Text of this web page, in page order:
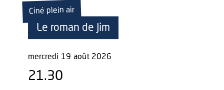
Le roman de Jim
Ciné plein air
mercredi 19 août 2026
21.30